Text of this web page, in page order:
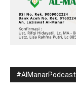
#AlManarPodcast